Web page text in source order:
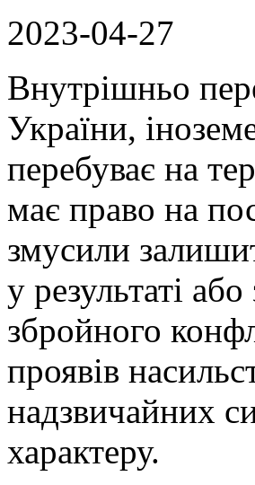
2023-04-27
Внутрішньо
України,
перебуває на
має право на
змусили
у результаті
збройного
проявів
надзвичайних
характеру.